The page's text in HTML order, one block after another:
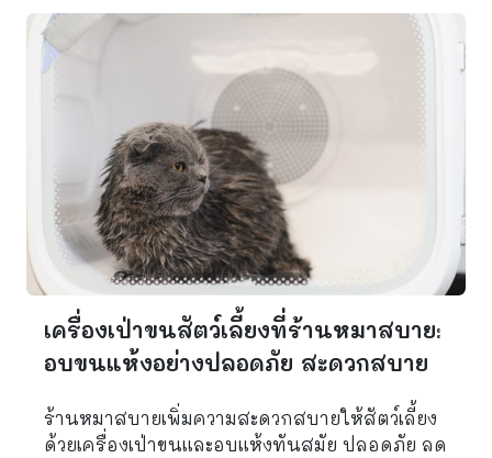
เครื่องเป่าขนสัตว์เลี้ยงที่ร้านหมาสบาย:
อบขนแห้งอย่างปลอดภัย สะดวกสบาย
ร้านหมาสบายเพิ่มความสะดวกสบายให้สัตว์เลี้ยง
ด้วยเครื่องเป่าขนและอบแห้งทันสมัย ปลอดภัย ลด